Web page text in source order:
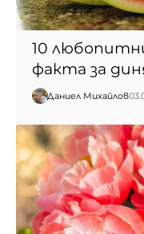
10
факта за
Даниел Михайлов